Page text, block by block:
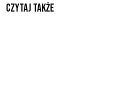
Czytaj także